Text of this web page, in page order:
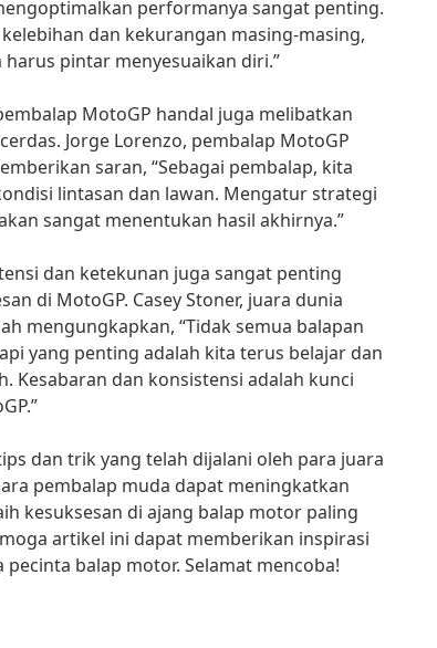
performanya sangat penting.
dan kekurangan masing-masing,
pintar menyesuaikan diri.”
MotoGP handal juga melibatkan
Jorge Lorenzo, pembalap MotoGP
saran, “Sebagai pembalap, kita
lintasan dan lawan. Mengatur strategi
sangat menentukan hasil akhirnya.”
dan ketekunan juga sangat penting
di MotoGP. Casey Stoner, juara dunia
mengungkapkan, “Tidak semua balapan
yang penting adalah kita terus belajar dan
Kesabaran dan konsistensi adalah kunci
dan trik yang telah dijalani oleh para juara
pembalap muda dapat meningkatkan
kesuksesan di ajang balap motor paling
artikel ini dapat memberikan inspirasi
balap motor. Selamat mencoba!